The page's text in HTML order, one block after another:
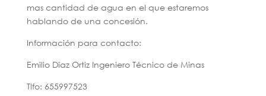
mas cantidad de agua en el que estaremos
hablando de una concesión.
Información para contacto:
Emilio Díaz Ortiz Ingeniero Técnico de Minas
Tlfo: 655997523